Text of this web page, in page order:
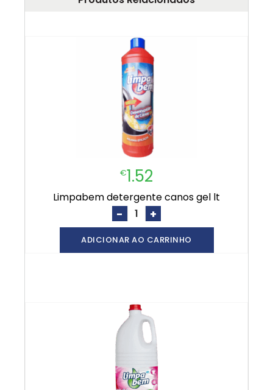
€1.52
limpabem detergente canos gel lt
- +
ADICIONAR AO CARRINHO